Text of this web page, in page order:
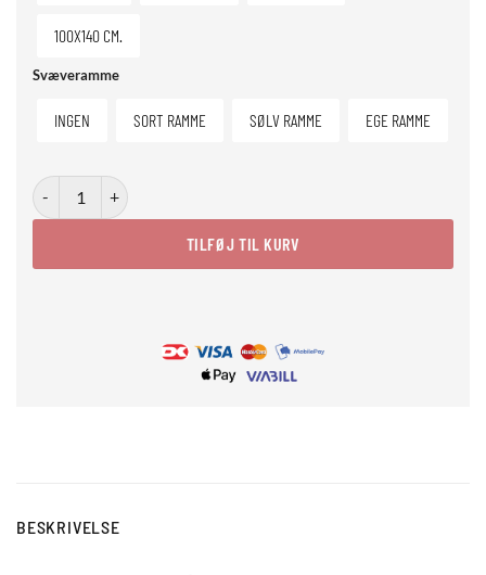
100X140 CM.
Svæveramme
INGEN SORT RAMME SØLV RAMME EGE RAMME
Reflective Serenity antal
TILFØJ TIL KURV
BESKRIVELSE